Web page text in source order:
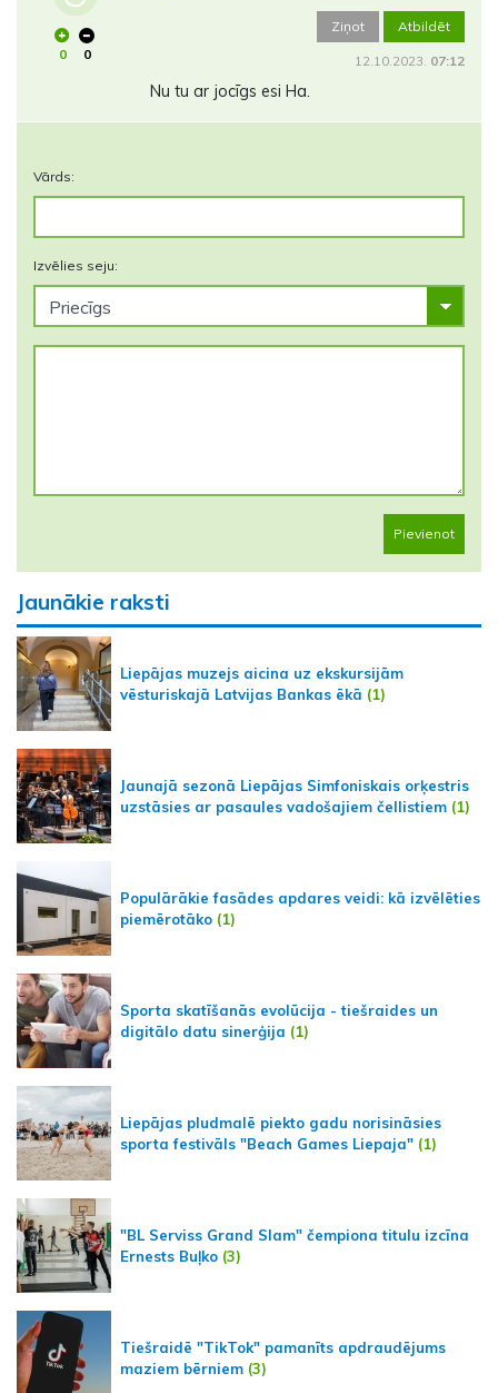
0 0
Ziņot Atbildēt
12.10.2023. 07:12
Nu tu ar jocīgs esi Ha.
Vārds:
Izvēlies seju:
Pievienot
Jaunākie raksti
Liepājas muzejs aicina uz ekskursijām
vēsturiskajā Latvijas Bankas ēkā (1)
Jaunajā sezonā Liepājas Simfoniskais orķestris
uzstāsies ar pasaules vadošajiem čellistiem (1)
Populārākie fasādes apdares veidi: kā izvēlēties
piemērotāko (1)
Sporta skatīšanās evolūcija - tiešraides un
digitālo datu sinerģija (1)
Liepājas pludmalē piekto gadu norisināsies
sporta festivāls "Beach Games Liepaja" (1)
"BL Serviss Grand Slam" čempiona titulu izcīna
Ernests Buļko (3)
Tiešraidē "TikTok" pamanīts apdraudējums
maziem bērniem (3)